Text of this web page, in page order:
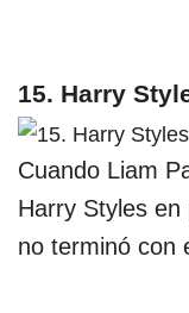
15. Harry
Cuando Liam
Harry Styles
no terminó con